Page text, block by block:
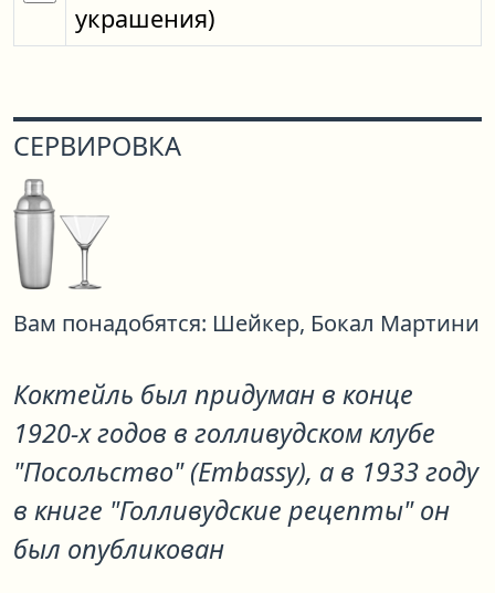
украшения)
СЕРВИРОВКА
Вам понадобятся: Шейкер, Бокал Мартини
Коктейль был придуман в конце
1920-х годов в голливудском клубе
"Посольство" (Embassy), а в 1933 году
в книге "Голливудские рецепты" он
был опубликован